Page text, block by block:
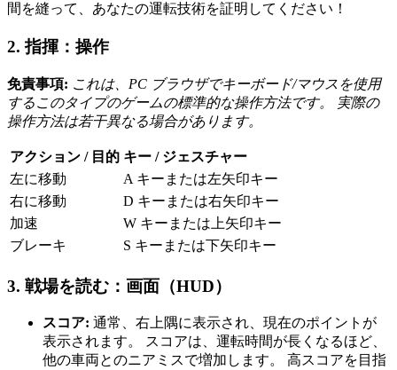
間を縫って、あなたの運転技術を証明してください！
2. 指揮：操作
免責事項: これは、PC ブラウザでキーボード/マウスを使用
するこのタイプのゲームの標準的な操作方法です。 実際の
操作方法は若干異なる場合があります。
アクション / 目的 キー / ジェスチャー
左に移動
A キーまたは左矢印キー
右に移動
D キーまたは右矢印キー
加速
W キーまたは上矢印キー
ブレーキ
S キーまたは下矢印キー
3. 戦場を読む：画面（HUD）
スコア: 通常、右上隅に表示され、現在のポイントが
表示されます。 スコアは、運転時間が長くなるほど、
他の車両とのニアミスで増加します。 高スコアを目指